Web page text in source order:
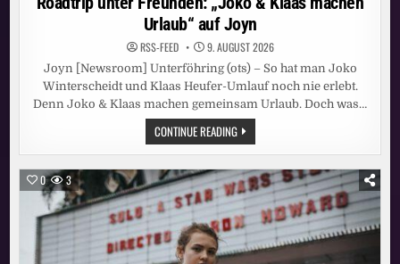
Urlaub“ auf Joyn
RSS-FEED 9. AUGUST 2026
Joyn [Newsroom] Unterföhring (ots) – So hat man Joko
Winterscheidt und Klaas Heufer-Umlauf noch nie erlebt.
Denn Joko & Klaas machen gemeinsam Urlaub. Doch was…
CONTINUE READINGROADTRIP
UNTER
FREUNDEN:
„JOKO
&
KLAAS
MACHEN
URLAUB“
AUF
JOYN
0 3